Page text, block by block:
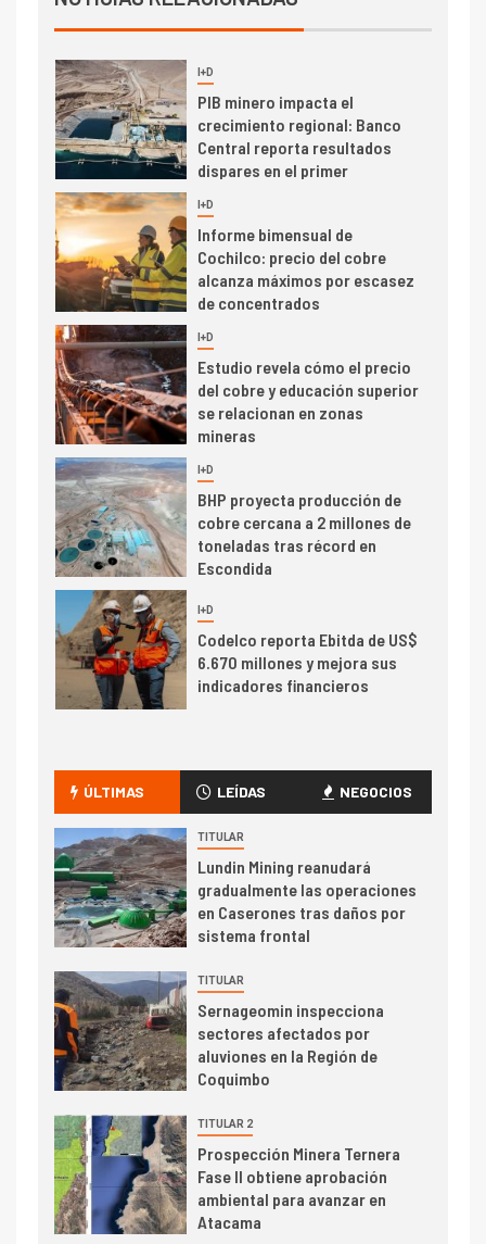
2026 cae 10,6%
3 I+D
PIB minero impacta el
crecimiento regional: Banco
Central reporta resultados
dispares en el primer
4 I+D
Informe bimensual de
Cochilco: precio del cobre
alcanza máximos por escasez
de concentrados
5 I+D
Estudio revela cómo el precio
del cobre y educación superior
se relacionan en zonas
mineras
6 I+D
BHP proyecta producción de
cobre cercana a 2 millones de
toneladas tras récord en
Escondida
I+D
Codelco reporta Ebitda de US$
6.670 millones y mejora sus
indicadores financieros
camión 100% eléctrico para
transportar cátodos al Puerto
de San Antonio
2
I+D
Producción minera en mayo de
2026 cae 10,6%
3
PIB minero impacta el
crecimiento regional: Banco
Central reporta resultados
trimestre
4 I+D
Informe bimensual de
Cochilco: precio del cobre
alcanza máximos por escasez
de concentrados
ÚLTIMAS LEÍDAS NEGOCIOS
TITULAR
Lundin Mining reanudará
gradualmente las operaciones
en Caserones tras daños por
sistema frontal
TITULAR
Sernageomin inspecciona
sectores afectados por
aluviones en la Región de
Coquimbo
TITULAR 2
Prospección Minera Ternera
Fase II obtiene aprobación
ambiental para avanzar en
Atacama